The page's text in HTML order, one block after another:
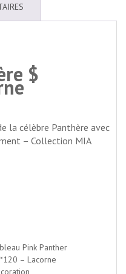
$
la célèbre Panthère avec
– Collection MIA
Pink Panther
– Lacorne